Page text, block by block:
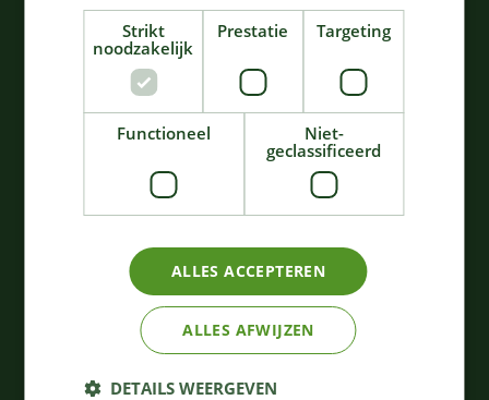
Officemes Inku
90
Bestellen
Serveerkom Inku S - wit
€ 68,
Bestellen
Strikt
noodzakelijk
Prestatie Targeting
Functioneel
Niet-
geclassificeerd
ALLES ACCEPTEREN
ALLES AFWIJZEN
DETAILS WEERGEVEN